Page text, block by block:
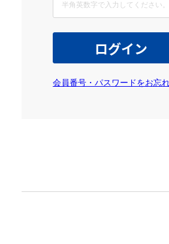
会員番号・パスワードをお忘